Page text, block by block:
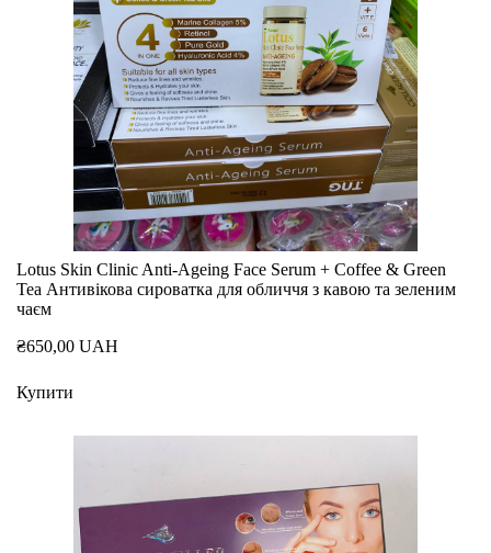
Lotus Skin Clinic Anti-Ageing Face Serum + Coffee & Green
Tea Антивікова сироватка для обличчя з кавою та зеленим
чаєм
₴650,00 UAH
Купити